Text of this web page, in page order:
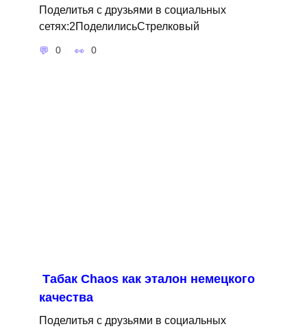
Поделитья с друзьями в социальных
сетях:2ПоделилисьСтрелковый
0 0
Табак Сhaos как эталон немецкого
качества
Поделитья с друзьями в социальных